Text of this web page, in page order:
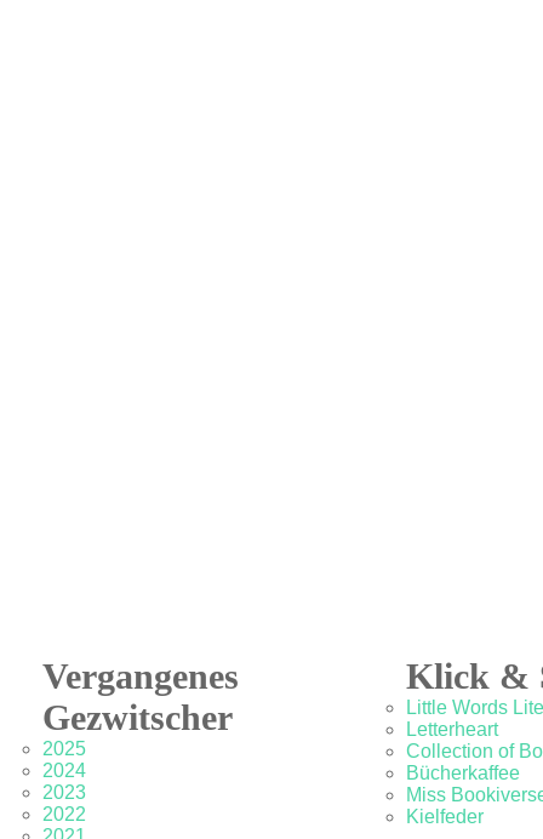
Vergangenes
Gezwitscher
2025
2024
2023
2022
Klick &
Little Words
Letterheart
Collection of
Bücherkaffee
Miss
Kielfeder